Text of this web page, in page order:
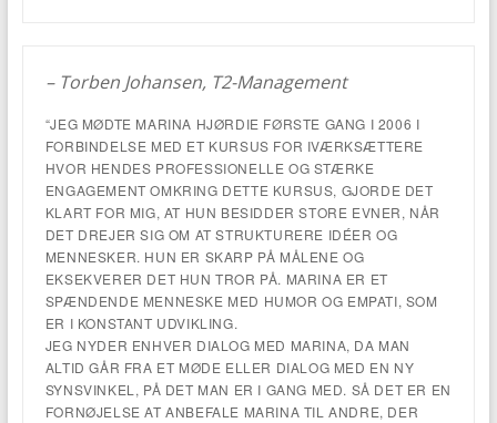
– Torben Johansen, T2-Management
“JEG MØDTE MARINA HJØRDIE FØRSTE GANG I 2006 I
FORBINDELSE MED ET KURSUS FOR IVÆRKSÆTTERE
HVOR HENDES PROFESSIONELLE OG STÆRKE
ENGAGEMENT OMKRING DETTE KURSUS, GJORDE DET
KLART FOR MIG, AT HUN BESIDDER STORE EVNER, NÅR
DET DREJER SIG OM AT STRUKTURERE IDÉER OG
MENNESKER. HUN ER SKARP PÅ MÅLENE OG
EKSEKVERER DET HUN TROR PÅ. MARINA ER ET
SPÆNDENDE MENNESKE MED HUMOR OG EMPATI, SOM
ER I KONSTANT UDVIKLING.
JEG NYDER ENHVER DIALOG MED MARINA, DA MAN
ALTID GÅR FRA ET MØDE ELLER DIALOG MED EN NY
SYNSVINKEL, PÅ DET MAN ER I GANG MED. SÅ DET ER EN
FORNØJELSE AT ANBEFALE MARINA TIL ANDRE, DER